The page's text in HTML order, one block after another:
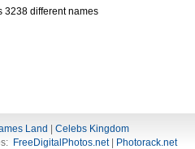
3238 different names
Land
Celebs Kingdom
FreeDigitalPhotos.net| Photorack.net